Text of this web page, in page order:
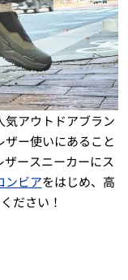
気アウトドアブラン
ザー使いにあること
ースニーカーにス
ンビアをはじめ、高
ださい！